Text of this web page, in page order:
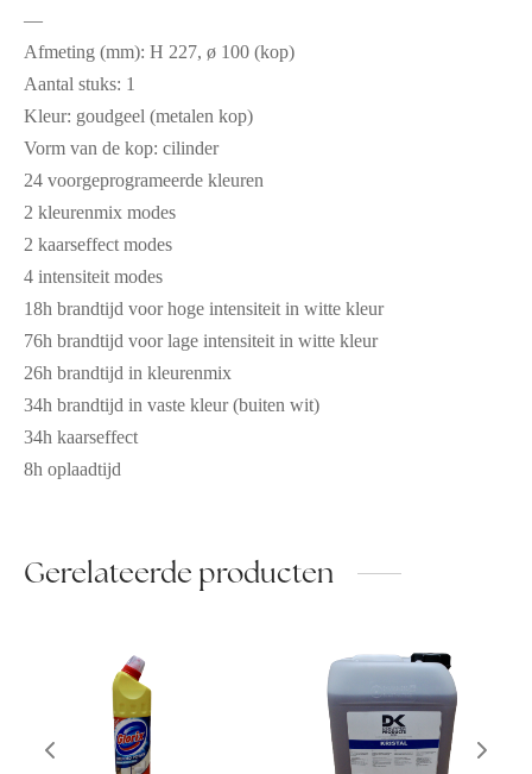
—
Afmeting (mm): H 227, ø 100 (kop)
Aantal stuks: 1
Kleur: goudgeel (metalen kop)
Vorm van de kop: cilinder
24 voorgeprogrameerde kleuren
2 kleurenmix modes
2 kaarseffect modes
4 intensiteit modes
18h brandtijd voor hoge intensiteit in witte kleur
76h brandtijd voor lage intensiteit in witte kleur
26h brandtijd in kleurenmix
34h brandtijd in vaste kleur (buiten wit)
34h kaarseffect
8h oplaadtijd
Gerelateerde producten